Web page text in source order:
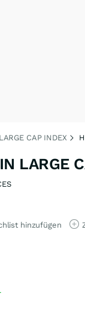
CAP INDEX
LARGE
hinzufügen